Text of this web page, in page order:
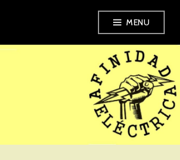
content
MENU
AFINIDAD
ELÉCTRICA